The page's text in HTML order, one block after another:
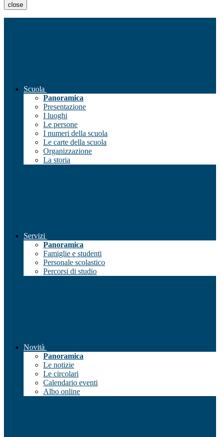
close
Scuola
Panoramica
Presentazione
I luoghi
Le persone
I numeri della scuola
Le carte della scuola
Organizzazione
La storia
Servizi
Panoramica
Famiglie e studenti
Personale scolastico
Percorsi di studio
Novità
Panoramica
Le notizie
Le circolari
Calendario eventi
Albo online